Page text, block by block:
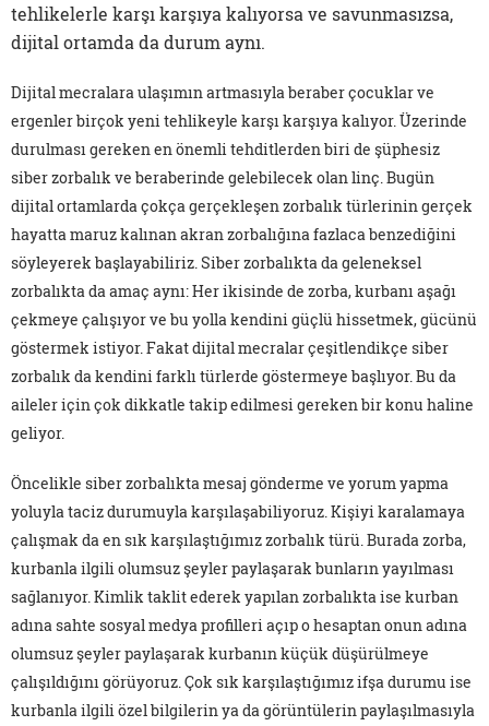
tehlikelerle karşı karşıya kalıyorsa ve savunmasızsa,
dijital ortamda da durum aynı.
Dijital mecralara ulaşımın artmasıyla beraber çocuklar ve
ergenler birçok yeni tehlikeyle karşı karşıya kalıyor. Üzerinde
durulması gereken en önemli tehditlerden biri de şüphesiz
siber zorbalık ve beraberinde gelebilecek olan linç. Bugün
dijital ortamlarda çokça gerçekleşen zorbalık türlerinin gerçek
hayatta maruz kalınan akran zorbalığına fazlaca benzediğini
söyleyerek başlayabiliriz. Siber zorbalıkta da geleneksel
zorbalıkta da amaç aynı: Her ikisinde de zorba, kurbanı aşağı
çekmeye çalışıyor ve bu yolla kendini güçlü hissetmek, gücünü
göstermek istiyor. Fakat dijital mecralar çeşitlendikçe siber
zorbalık da kendini farklı türlerde göstermeye başlıyor. Bu da
aileler için çok dikkatle takip edilmesi gereken bir konu haline
geliyor.
Öncelikle siber zorbalıkta mesaj gönderme ve yorum yapma
yoluyla taciz durumuyla karşılaşabiliyoruz. Kişiyi karalamaya
çalışmak da en sık karşılaştığımız zorbalık türü. Burada zorba,
kurbanla ilgili olumsuz şeyler paylaşarak bunların yayılması
sağlanıyor. Kimlik taklit ederek yapılan zorbalıkta ise kurban
adına sahte sosyal medya profilleri açıp o hesaptan onun adına
olumsuz şeyler paylaşarak kurbanın küçük düşürülmeye
çalışıldığını görüyoruz. Çok sık karşılaştığımız ifşa durumu ise
kurbanla ilgili özel bilgilerin ya da görüntülerin paylaşılmasıyla